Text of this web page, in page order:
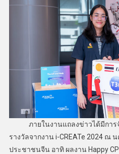
ภายในงานแถลงข่าวได้มีการจั
รางวัลจากงาน i-CREATe 2024 ณ
ประชาชนจีน อาทิ ผลงาน Happy